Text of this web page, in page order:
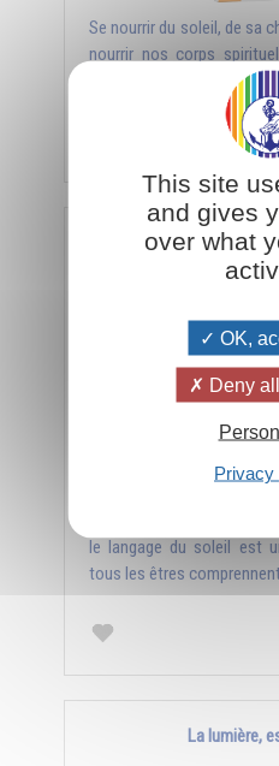
Se nourrir du soleil, de sa
nourrir nos corps
La nouvelle religion :
le langage du soleil est
tous les êtres
La lumière,
This site
and gives
over what
OK,
Deny
Privacy